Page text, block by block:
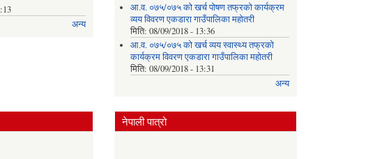
अन्य
आ.व. ०७५/०७५ को खर्च पोषण तफ्रको कार्यक्रम
व्यय विवरण एकडारा गाउँपालिका महोतरी
मिति:08/09/2018 - 13:36
आ.व. ०७५/०७५ को खर्च व्यय स्वास्थ्य तफ्रको
कार्यक्रम विवरण एकडारा गाउँपालिका महोतरी
मिति:08/09/2018 - 13:31
अन्य
नेपाली पात्रो